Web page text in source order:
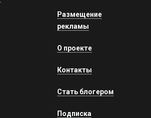
Размещение
рекламы
О проекте
Контакты
Стать блогером
Подписка